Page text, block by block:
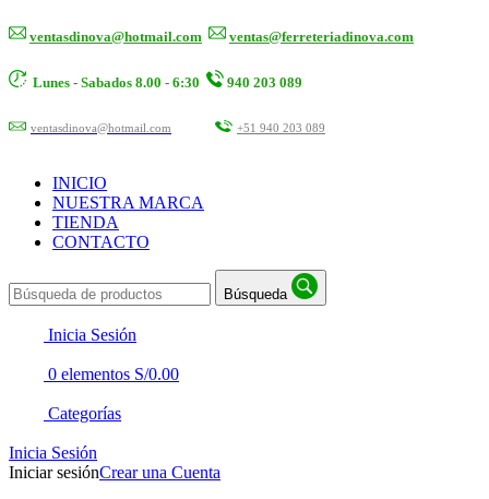
ventasdinova@hotmail.com ventas@ferreteriadinova.com
Lunes - Sabados 8.00 - 6:30 940 203 089
ventasdinova@hotmail.com +51 940 203 089
INICIO
NUESTRA MARCA
TIENDA
CONTACTO
Búsqueda
Inicia Sesión
0 elementos S/0.00
Categorías
Inicia Sesión
Iniciar sesiónCrear una Cuenta